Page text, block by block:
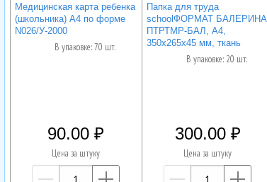
Медицинская карта ребенка
(школьника) А4 по форме
N026/У-2000
В упаковке: 70 шт.
90.00
Цена за штуку
—
Папка для труда
schoolФОРМАТ БАЛЕРИНА
ПТРТМР-БАЛ, А4,
350х265х45 мм, ткань
В упаковке: 20 шт.
300.00
Цена за штуку
—